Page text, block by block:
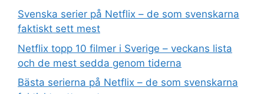
Svenska serier på Netflix – de som svenskarna
faktiskt sett mest
Netflix topp 10 filmer i Sverige – veckans lista
och de mest sedda genom tiderna
Bästa serierna på Netflix – de som svenskarna